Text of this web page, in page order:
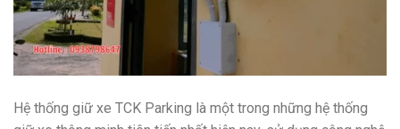
Hệ thống giữ xe TCK Parking là một trong những hệ thống